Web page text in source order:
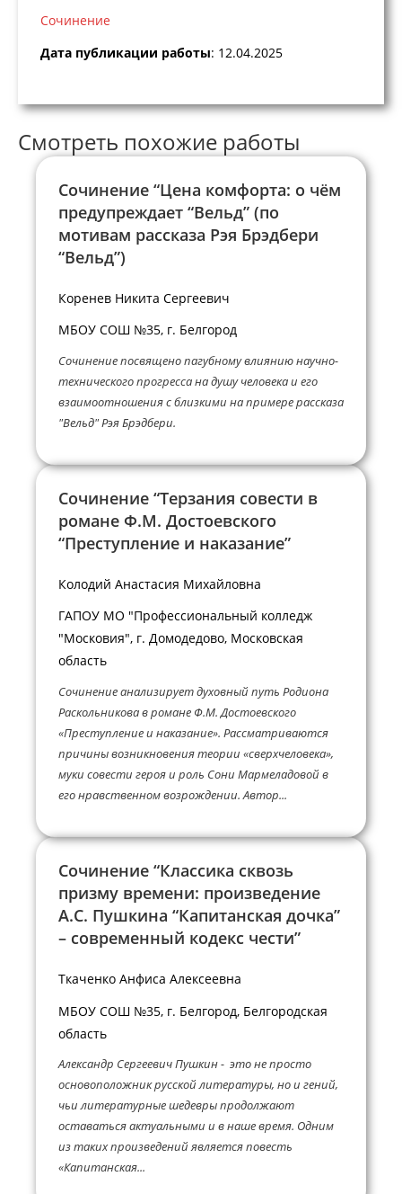
Сочинение
Дата публикации работы: 12.04.2025
Смотреть похожие работы
Сочинение “Цена комфорта: о чём
предупреждает “Вельд” (по
мотивам рассказа Рэя Брэдбери
“Вельд”)
Коренев Никита Сергеевич
МБОУ СОШ №35, г. Белгород
Сочинение посвящено пагубному влиянию научно-
технического прогресса на душу человека и его
взаимоотношения с близкими на примере рассказа
"Вельд" Рэя Брэдбери.
Сочинение “Терзания совести в
романе Ф.М. Достоевского
“Преступление и наказание”
Колодий Анастасия Михайловна
ГАПОУ МО "Профессиональный колледж
"Московия", г. Домодедово, Московская
область
Сочинение анализирует духовный путь Родиона
Раскольникова в романе Ф.М. Достоевского
«Преступление и наказание». Рассматриваются
причины возникновения теории «сверхчеловека»,
муки совести героя и роль Сони Мармеладовой в
его нравственном возрождении. Автор...
Сочинение “Классика сквозь
призму времени: произведение
А.С. Пушкина “Капитанская дочка”
– современный кодекс чести”
Ткаченко Анфиса Алексеевна
МБОУ СОШ №35, г. Белгород, Белгородская
область
Александр Сергеевич Пушкин - это не просто
основоположник русской литературы, но и гений,
чьи литературные шедевры продолжают
оставаться актуальными и в наше время. Одним
из таких произведений является повесть
«Капитанская...